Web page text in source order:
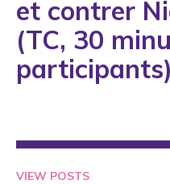
2004
2005
2006
et contrer
(TC, 30
participants)
VIEW POSTS